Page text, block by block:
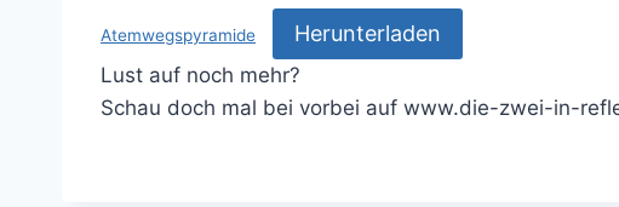
Atemwegspyramide Herunterladen
Lust auf noch mehr?
Schau doch mal bei vorbei auf www.die-zwei-in-